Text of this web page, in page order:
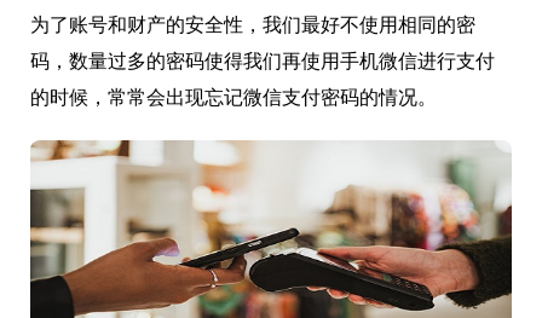
为了账号和财产的安全性，我们最好不使用相同的密
码，数量过多的密码使得我们再使用手机微信进行支付
的时候，常常会出现忘记微信支付密码的情况。